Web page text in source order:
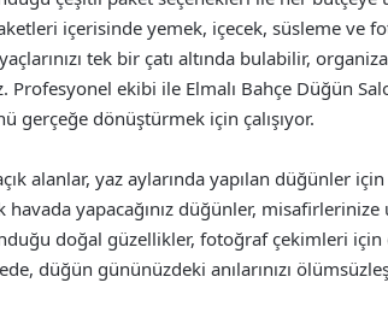
içerisinde yemek, içecek, süsleme ve
tek bir çatı altında bulabilir,
Profesyonel ekibi ile Elmalı Bahçe Düğün
gerçeğe dönüştürmek için çalışıyor.
alanlar, yaz aylarında yapılan düğünler
havada yapacağınız düğünler,
doğal güzellikler, fotoğraf çekimleri
düğün gününüzdeki anılarınızı